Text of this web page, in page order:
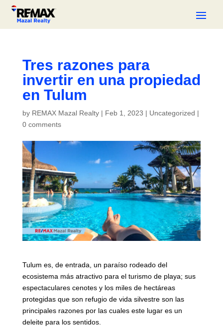
Tres razones para
invertir en una propiedad
en Tulum
by REMAX Mazal Realty| Feb 1, 2023 | Uncategorized |
0 comments
Tulum es, de entrada, un paraíso rodeado del
ecosistema más atractivo para el turismo de playa; sus
espectaculares cenotes y los miles de hectáreas
protegidas que son refugio de vida silvestre son las
principales razones por las cuales este lugar es un
deleite para los sentidos.